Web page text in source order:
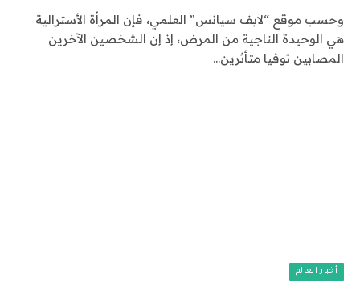
وحسب موقع “لايف سيانس” العلمي، فإن المرأة الأسترالية
هي الوحيدة الناجية من المرض، إذ إن الشخصين الآخرين
المصابين توفيا متأثرين…
أخبار العالم